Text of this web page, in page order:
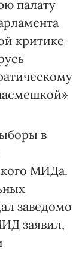
палату
критике
в
МИДа.
заведомо
заявил,